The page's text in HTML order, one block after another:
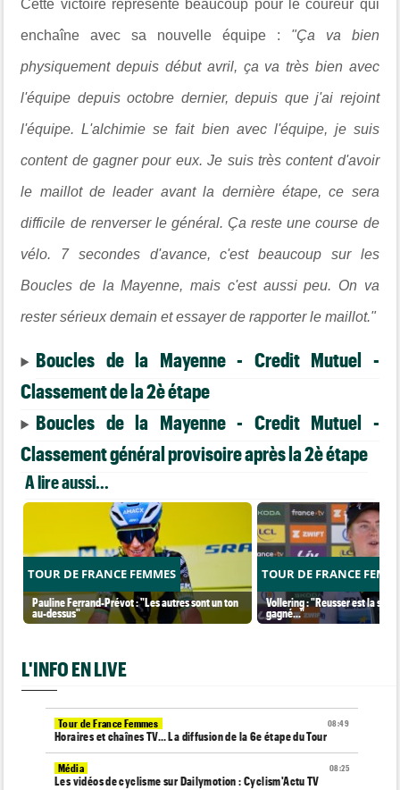
Cette victoire représente beaucoup pour le coureur qui
enchaîne avec sa nouvelle équipe : "Ça va bien
physiquement depuis début avril, ça va très bien avec
l'équipe depuis octobre dernier, depuis que j'ai rejoint
l'équipe. L'alchimie se fait bien avec l'équipe, je suis
content de gagner pour eux. Je suis très content d'avoir
le maillot de leader avant la dernière étape, ce sera
difficile de renverser le général. Ça reste une course de
vélo. 7 secondes d'avance, c'est beaucoup sur les
Boucles de la Mayenne, mais c'est aussi peu. On va
rester sérieux demain et essayer de rapporter le maillot."
Boucles de la Mayenne - Credit Mutuel -
Classement de la 2è étape
Boucles de la Mayenne - Credit Mutuel -
Classement général provisoire après la 2è étape
A lire aussi...
TOUR DE FRANCE FEMMES
Pauline Ferrand-Prévot : "Les autres sont un ton
au-dessus"
TOUR DE FRANCE
Vollering : "Reusser est la
gagné..."
L'INFO EN LIVE
08:49
Tour de France Femmes
Horaires et chaînes TV… La diffusion de la 6e étape du Tour
08:25
Média
Les vidéos de cyclisme sur Dailymotion : Cyclism'Actu TV